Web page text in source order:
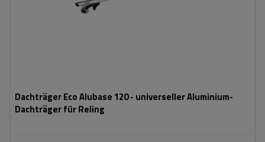
Dachträger Eco Alubase 120 - universeller Aluminium-
Dachträger für Reling